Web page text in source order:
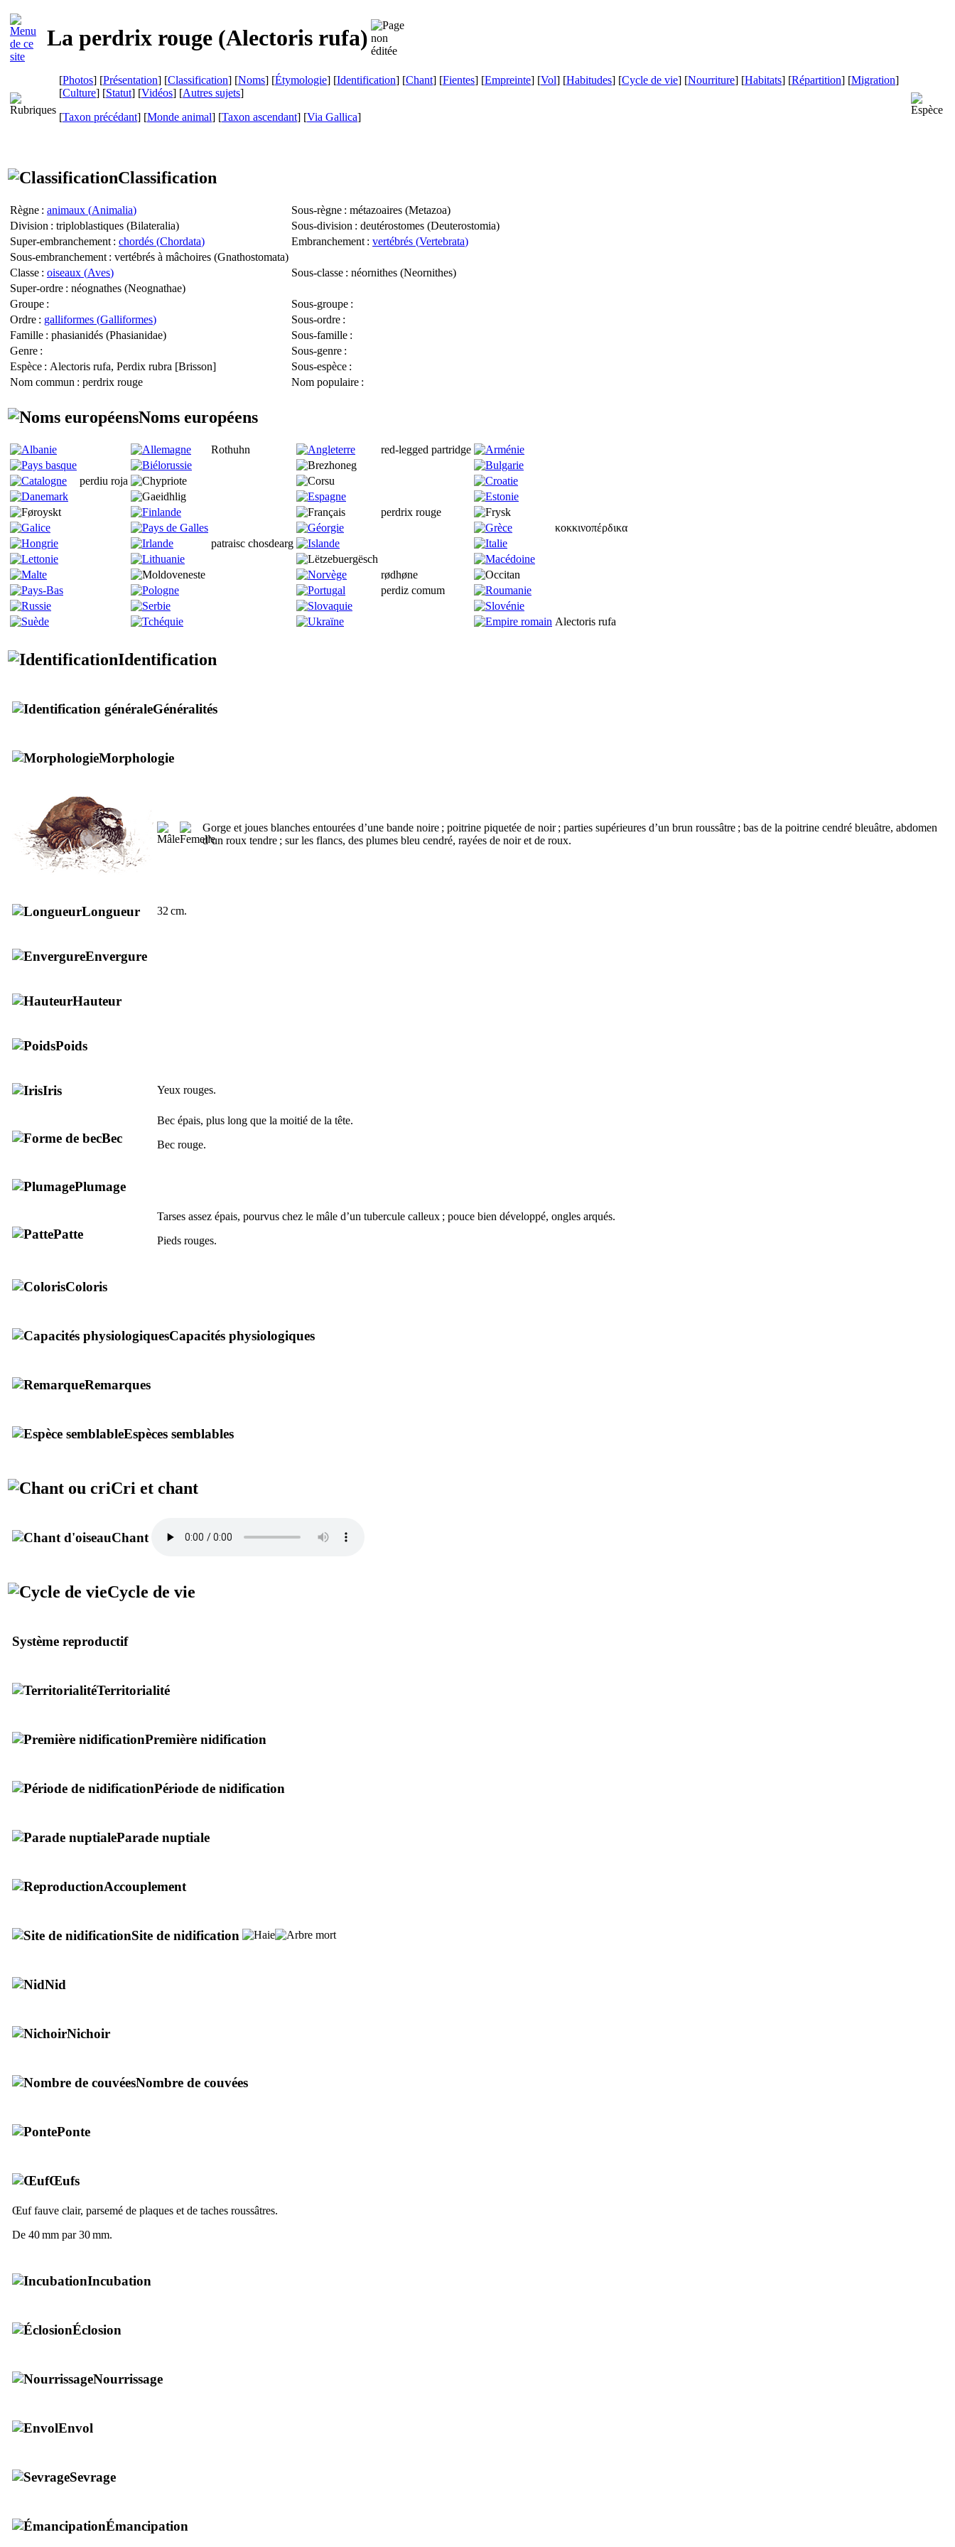
La perdrix rouge (Alectoris rufa)
[Photos] [Présentation] [Classification] [Noms] [Étymologie] [Identification] [Chant] [Fientes] [Empreinte] [Vol] [Habitudes] [Cycle de vie] [Nourriture] [Habitats] [Répartition] [Migration]
[Culture] [Statut] [Vidéos] [Autres sujets]
[Taxon précédant] [Monde animal] [Taxon ascendant] [Via Gallica]
Classification
Règne : animaux (Animalia) Sous-règne : métazoaires (Metazoa)
Division : triploblastiques (Bilateralia) Sous-division : deutérostomes (Deuterostomia)
Super-embranchement : chordés (Chordata) Embranchement : vertébrés (Vertebrata)
Sous-embranchement : vertébrés à mâchoires (Gnathostomata)
Classe : oiseaux (Aves) Sous-classe : néornithes (Neornithes)
Super-ordre : néognathes (Neognathae)
Groupe : Sous-groupe :
Ordre : galliformes (Galliformes) Sous-ordre :
Famille : phasianidés (Phasianidae) Sous-famille :
Genre : Sous-genre :
Espèce : Alectoris rufa, Perdix rubra [Brisson] Sous-espèce :
Nom commun : perdrix rouge Nom populaire :
Noms européens
Rothuhn red-legged partridge
perdiu roja
perdrix rouge
κοκκινοπέρδικα
patraisc chosdearg
rødhøne
perdiz comum
Alectoris rufa
Identification
Généralités
Morphologie
Gorge et joues blanches entourées d’une bande noire ; poitrine piquetée de noir ; parties supérieures d’un brun roussâtre ; bas de la poitrine cendré bleuâtre, abdomen
d’un roux tendre ; sur les flancs, des plumes bleu cendré, rayées de noir et de roux.
Longueur 32 cm.
Envergure
Hauteur
Poids
Iris Yeux rouges.
Bec
Bec épais, plus long que la moitié de la tête.
Bec rouge.
Plumage
Patte
Tarses assez épais, pourvus chez le mâle d’un tubercule calleux ; pouce bien développé, ongles arqués.
Pieds rouges.
Coloris
Capacités physiologiques
Remarques
Espèces semblables
Cri et chant
Chant
Cycle de vie
Système reproductif
Territorialité
Première nidification
Période de nidification
Parade nuptiale
Accouplement
Site de nidification
Nid
Nichoir
Nombre de couvées
Ponte
Œufs
Œuf fauve clair, parsemé de plaques et de taches roussâtres.
De 40 mm par 30 mm.
Incubation
Éclosion
Nourrissage
Envol
Sevrage
Émancipation